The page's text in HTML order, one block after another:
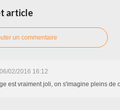
article
un commentaire
06/02/2016 16:12
est vraiment joli, on s'imagine pleins de